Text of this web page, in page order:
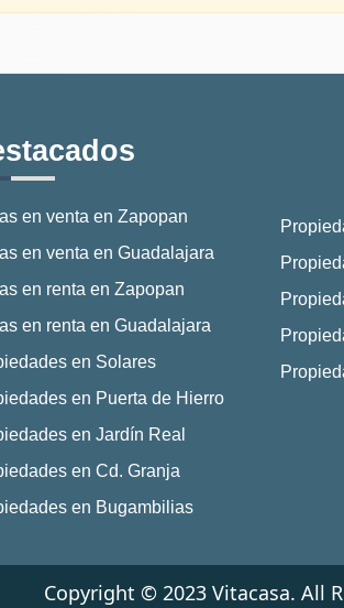
en venta en Zapopan
en venta en Guadalajara
en renta en Zapopan
en renta en Guadalajara
en Solares
en Puerta de Hierro
en Jardín Real
en Cd. Granja
en Bugambilias
Copyright © 2023 Vitacasa. All